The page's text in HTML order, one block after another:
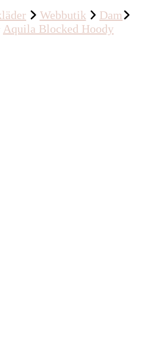
Webbutik
Dam
Aquila Blocked Hoody